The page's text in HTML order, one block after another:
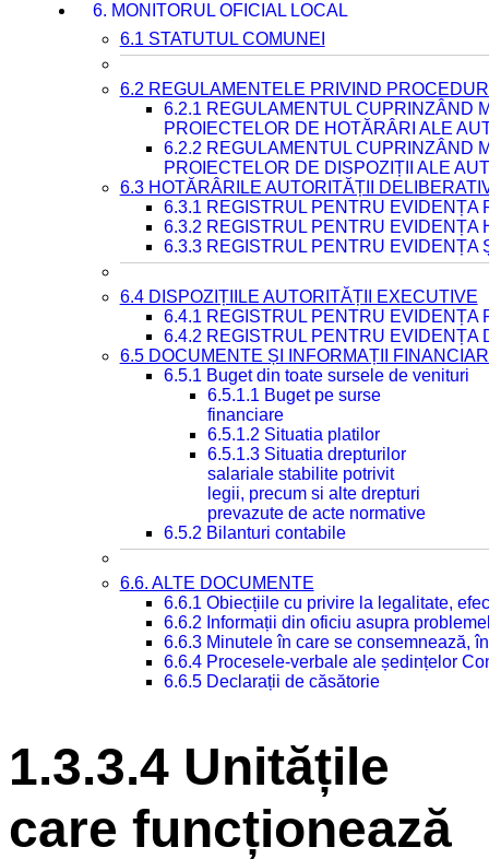
6. MONITORUL OFICIAL LOCAL
6.1 STATUTUL COMUNEI
6.2 REGULAMENTELE PRIVIND
6.2.1 REGULAMENTUL CUPRINZÂND
PROIECTELOR DE HOTĂRÂRI ALE
6.2.2 REGULAMENTUL CUPRINZÂND
PROIECTELOR DE DISPOZIȚII ALE
6.3 HOTĂRÂRILE AUTORITĂȚII
6.3.1 REGISTRUL PENTRU EVIDENȚA
6.3.2 REGISTRUL PENTRU EVIDENȚA
6.3.3 REGISTRUL PENTRU EVIDENȚA
6.4 DISPOZIȚIILE AUTORITĂȚII EXECUTIVE
6.4.1 REGISTRUL PENTRU EVIDENȚA
6.4.2 REGISTRUL PENTRU EVIDENȚA
6.5 DOCUMENTE ȘI INFORMAȚII
6.5.1 Buget din toate sursele de venituri
6.5.1.1 Buget pe surse
financiare
6.5.1.2 Situatia platilor
6.5.1.3 Situatia drepturilor
salariale stabilite potrivit
legii, precum si alte drepturi
prevazute de acte normative
6.5.2 Bilanturi contabile
6.6. ALTE DOCUMENTE
6.6.1 Obiecțiile cu privire la legalitate,
6.6.2 Informații din oficiu asupra
6.6.3 Minutele în care se consemnează,
6.6.4 Procesele-verbale ale ședințelor
6.6.5 Declarații de căsătorie
1.3.3.4 Unitățile
care funcționează